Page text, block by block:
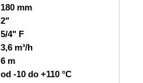
180 mm
2"
5/4" F
3,6 m³/h
6 m
od -10 do +110 °C